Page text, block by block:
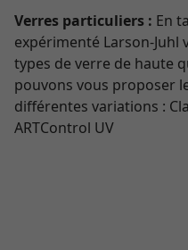
Verres particuliers : En
expérimenté Larson-
types de verre de haute
pouvons vous proposer
différentes variations :
ARTControl UV